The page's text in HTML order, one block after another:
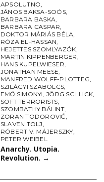
APSOLUTNO,
JÁNOS BAKSA-SOÓS,
BARBARA BASKA,
BARBARA CASPAR,
DOKTOR MÁRIÁS BÉLA,
RÓZA EL-HASSAN,
HEJETTES SZOMLYAZÓK,
MARTIN KIPPENBERGER,
HANS KUPELWIESER,
JONATHAN MEESE,
MANFRED WOLFF-PLOTTEG,
SZILÁGYI SZABOLCS,
EMŐ SIMONYI,JÖRG SCHLICK,
SOFT TERRORISTS,
SZOMBATHY BÁLINT,
ZORAN TODOROVIĆ,
SLAVEN TOLJ,
RÓBERT V. MÁJERSZKY,
PETER WEIBEL
Anarchy. Utopia.
Revolution. →